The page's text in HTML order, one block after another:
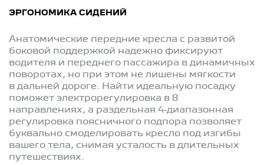
ЭРГОНОМИКА СИДЕНИЙ
Анатомические передние кресла с развитой
боковой поддержкой надежно фиксируют
водителя и переднего пассажира в динамичных
поворотах, но при этом не лишены мягкости
в дальней дороге. Найти идеальную посадку
поможет электрорегулировка в 8
направлениях, а раздельная 4-диапазонная
регулировка поясничного подпора позволяет
буквально смоделировать кресло под изгибы
вашего тела, снимая усталость в длительных
путешествиях.